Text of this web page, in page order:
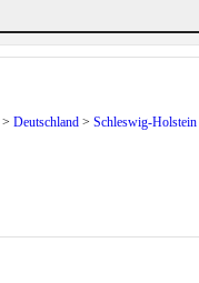
> Deutschland > Schleswig-Holstein